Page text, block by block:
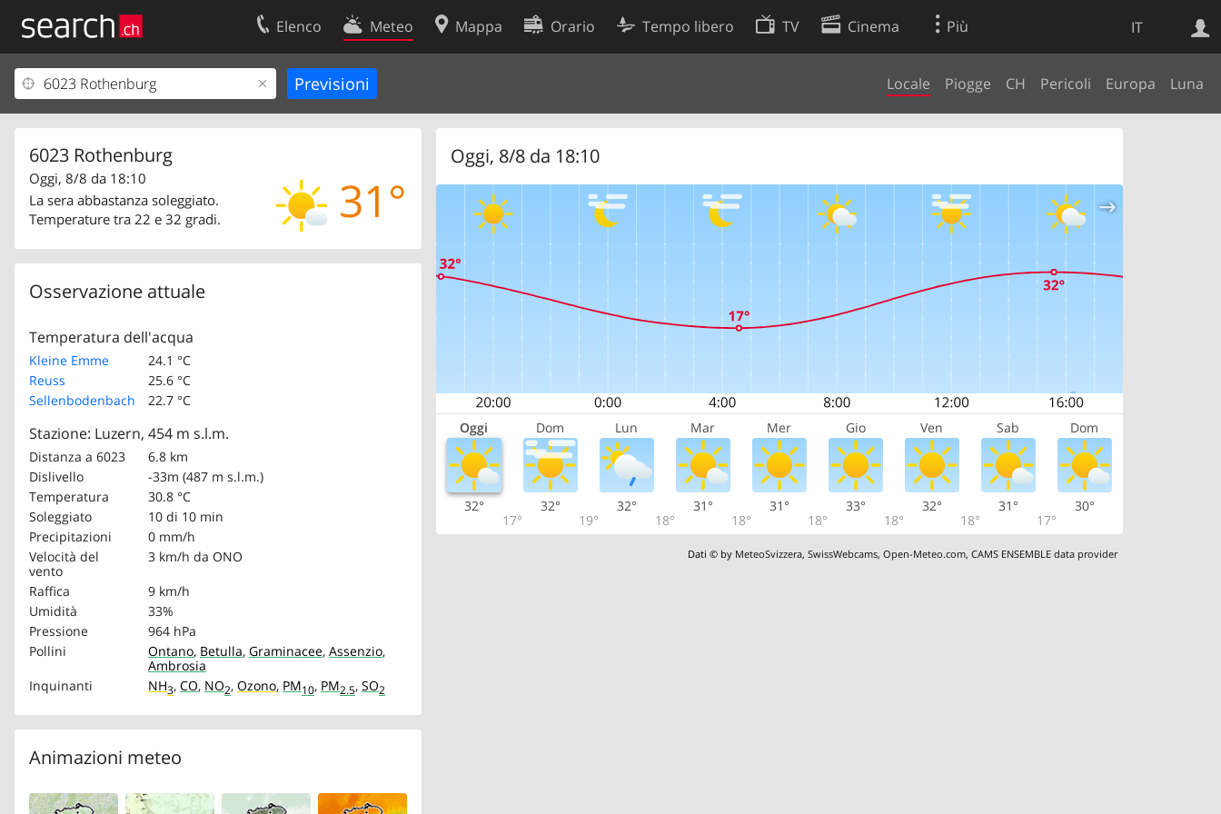
IT
Elenco Meteo Mappa Orario Tempo libero TV Cinema Più
Locale Piogge CH Pericoli Europa Luna
6023 Rothenburg
31°
Oggi, 8/8 da 18:10
La sera abbastanza soleggiato.
Temperature tra 22 e 32 gradi.
Osservazione attuale
Temperatura dell'acqua
Kleine Emme
24.1 °C
Reuss
25.6 °C
Sellenbodenbach
22.7 °C
Stazione: Luzern, 454 m s.l.m.
Distanza a 6023
6.8 km
Dislivello
-33m (487 m s.l.m.)
Temperatura
30.8 °C
Soleggiato
10 di 10 min
Precipitazioni
0 mm/h
Velocità del
vento
3 km/h da ONO
Raffica
9 km/h
Umidità
33%
Pressione
964 hPa
Pollini
Ontano, Betulla, Graminacee, Assenzio,
Ambrosia
Inquinanti
NH3, CO, NO2, Ozono, PM10, PM2.5, SO2
Animazioni meteo
Oggi, 8/8 da 18:10
Oggi Dom Lun Mar Mer Gio Ven Sab Dom
32°
17°
32°
19°
32°
18°
31°
18°
31°
18°
33°
18°
32°
18°
31°
17°
30°
Dati © by MeteoSvizzera,SwissWebcams,Open-Meteo.com,CAMS ENSEMBLE data provider
Ricerca Web
Il vostro profolio
Area clienti
Informazioni Legali
Contatti
Condizioni d’uso
Preferenze cookie